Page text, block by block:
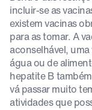
incluir-se as
existem vacinas
para as tomar. A
aconselhável,
água ou de
hepatite B
vá passar muito
atividades que